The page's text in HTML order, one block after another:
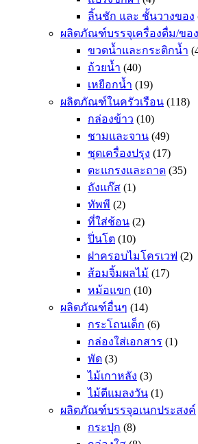
ลิ้นชัก และ ชั้นวางของ
ผลิตภัณฑ์บรรจุเครื่องดื่ม/ของ
ขวดน้ำและกระติกน้ำ
ถ้วยน้ำ (40)
เหยือกน้ำ (19)
ผลิตภัณฑ์ในครัวเรือน (118)
กล่องข้าว (10)
ชามและจาน (49)
ชุดเครื่องปรุง (17)
ตะแกรงและถาด (35)
ถังแก๊ส (1)
ทัพพี (2)
ที่ใส่ช้อน (2)
ปิ่นโต (10)
ฝาครอบไมโครเวฟ (2)
ส้อมจิ้มผลไม้ (17)
หม้อแขก (10)
ผลิตภัณฑ์อื่นๆ (14)
กระโถนเด็ก (6)
กล่องใส่เอกสาร (1)
พัด (3)
ไม้เกาหลัง (3)
ไม้ตีแมลงวัน (1)
ผลิตภัณฑ์บรรจุอเนกประสงค์
กระปุก (8)